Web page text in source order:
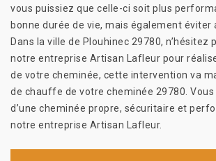
vous puissiez que celle-ci soit plus
bonne durée de vie, mais également éviter
Dans la ville de Plouhinec 29780, n’hésitez
notre entreprise Artisan Lafleur pour
de votre cheminée, cette intervention va
de chauffe de votre cheminée 29780.
d’une cheminée propre, sécuritaire et
notre entreprise Artisan Lafleur.